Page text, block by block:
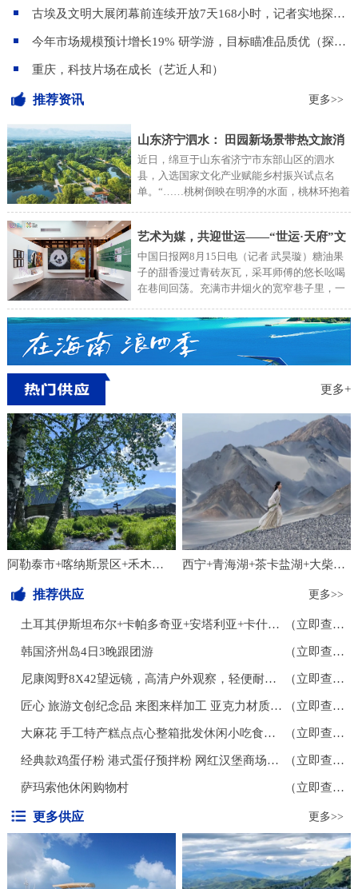
古埃及文明大展闭幕前连续开放7天168小时，记者实地探访—— 上海博物馆的“超级不眠夜”
今年市场规模预计增长19% 研学游，目标瞄准品质优（探访）
重庆，科技片场在成长（艺近人和）
推荐资讯 更多>>
山东济宁泗水： 田园新场景带热文旅消
费
近日，绵亘于山东省济宁市东部山区的泗水
县，入选国家文化产业赋能乡村振兴试点名
单。“……桃树倒映在明净的水面，桃林环抱着
野的桃林。20年前，诞生于泗水的“桃花节”闻
名鲁西南。如今，每到节假日，络绎不绝的游
客来到泗水，穿梭于桃林间，摄影、写生、品
农家宴。当地人看好这一发展契机，在桃林建
田”的乐趣……好山好水孕育硕果累累。在卞家
庄村樱桃园现代化大棚内，村党支部书记孔庆
亮被一群充满求知欲的年轻人围绕，讲授樱桃
种植方法。“原来一颗樱桃背后，藏着这么多科
技与生态融合的智慧。”参加研学游的大学生边
展为住下来深度体验。泗水的魅力更多源自文
化的吸引。2000多年前，孔子东游，驻足泗水
河边，心生感叹：“逝者如斯，不舍昼夜。”千
百年来，儒风雅韵濡染城乡，生生不息。泗水
村村建起“儒学讲堂”，很多游客远道而来聆听
孝道故事，聊聊农村新鲜事儿，近距离感受儒
家文化魅力。在“夹山小筑”民宿，上海游客王
静一家清晨齐诵《论
艺术为媒，共迎世运——“世运·天府”文
化艺术展，以巴蜀美学，为世运喝彩
中国日报网8月15日电（记者 武昊璇）糖油果
子的甜香漫过青砖灰瓦，采耳师傅的悠长吆喝
在巷间回荡。充满市井烟火的宽窄巷子里，一
月24日在成都宽窄巷子启幕以来，“世运·天
府”文化艺术展持续升温。开展以来，已吸引超
过10万名全球游客观展打卡。2025年第12届世
界运动会激战正酣，随着来自世界各地的运动
员与工作人员来到成都参与盛会，这场既展示
成为全球游客触摸天府文化的“第一站”。展览
盛况：市民热捧见证文化向心力进入展厅，即
可开启一段体育与巴蜀美学的时空对话。历史
纵深展区里，父子并肩凝视世运火炬的剪影，
倒映在“成都世运时间轴”的文字墙上，仿佛穿
越时光隧道，走过世运会44年的编年史。双宝
共生墙前，外地游客拉着志愿者询问攻略，如
何可以亲眼看到“世运双宝”的原型大熊猫与川
金丝猴。展厅东区的非遗展区热闹非凡。一位
德国游客对着遂宁涪江奇石贴画啧啧称奇，不
江嘉兴的参观者，则对文气十足的竹编、折
场，则是年轻人们最
更多+
阿勒泰市+喀纳斯景区+禾木风景区3日2晚私家团 西宁+青海湖+茶卡盐湖+大柴旦翡翠湖旅游景区8日7晚拼小团
推荐供应 更多>>
土耳其伊斯坦布尔+卡帕多奇亚+安塔利亚+卡什小镇+费特希耶+地中海7日6晚跟团游 （立即查看）
韩国济州岛4日3晚跟团游 （立即查看）
尼康阅野8X42望远镜，高清户外观察，轻便耐用，专业狩猎旅行必备 （立即查看）
匠心 旅游文创纪念品 来图来样加工 亚克力材质冰箱贴 个性创意磁力贴 （立即查看）
大麻花 手工特产糕点点心整箱批发休闲小吃食品多味 （立即查看）
经典款鸡蛋仔粉 港式蛋仔预拌粉 网红汉堡商场步行街地摊摆摊小吃 （立即查看）
萨玛索他休闲购物村 （立即查看）
更多供应 更多>>